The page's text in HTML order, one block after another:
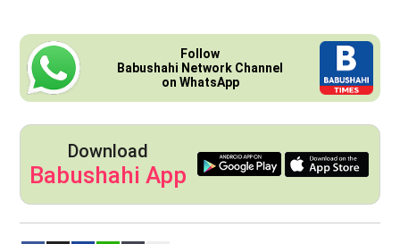
Follow
Babushahi Network Channel
on WhatsApp
Download
Babushahi App